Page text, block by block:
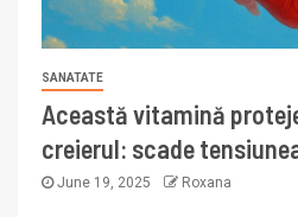
SANATATE
Această vitamină
creierul: scade
June 19, 2025 Roxana